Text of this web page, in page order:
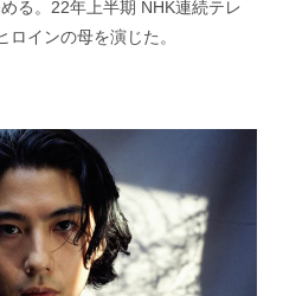
る。22年上半期 NHK連続テレ
インの母を演じた。